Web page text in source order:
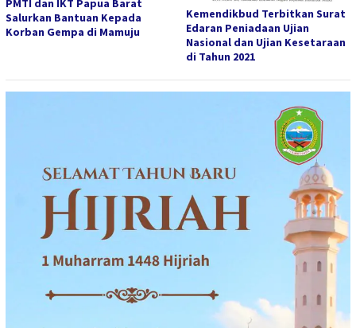
PMTI dan IKT Papua Barat
Salurkan Bantuan Kepada
Korban Gempa di Mamuju
Kemendikbud Terbitkan Surat
Edaran Peniadaan Ujian
Nasional dan Ujian Kesetaraan
di Tahun 2021